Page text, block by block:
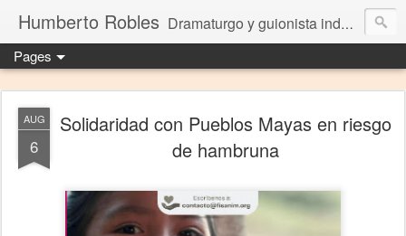
Humberto Robles Dramaturgo y guionista independiente
Pages
AUG
6
Solidaridad con Pueblos Mayas en riesgo
de hambruna